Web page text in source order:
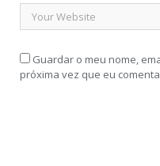
Guardar o meu nome,
próxima vez que eu